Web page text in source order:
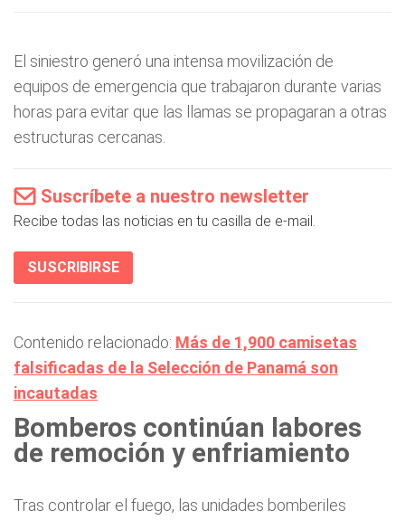
El siniestro generó una intensa movilización de
equipos de emergencia que trabajaron durante varias
horas para evitar que las llamas se propagaran a otras
estructuras cercanas.
Suscríbete a nuestro newsletter
Recibe todas las noticias en tu casilla de e-mail.
SUSCRIBIRSE
Contenido relacionado: Más de 1,900 camisetas
falsificadas de la Selección de Panamá son
incautadas
Bomberos continúan labores
de remoción y enfriamiento
Tras controlar el fuego, las unidades bomberiles